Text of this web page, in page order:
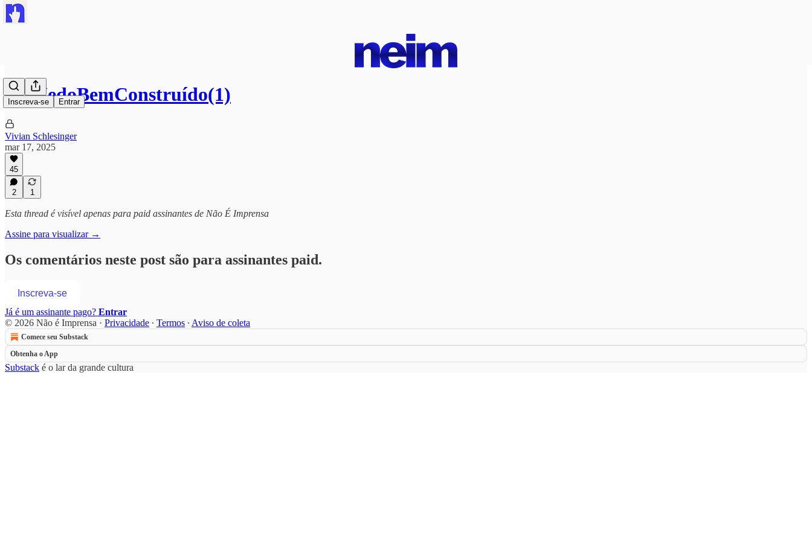
Inscreva-se Entrar
#OMedoBemConstruído(1)
Vivian Schlesinger
mar 17, 2025
45
2 1
Esta thread é visível apenas para paid assinantes de Não É Imprensa
Assine para visualizar →
Os comentários neste post são para assinantes paid.
Inscreva-se
Já é um assinante pago? Entrar
© 2026 Não é Imprensa · Privacidade ∙ Termos ∙ Aviso de coleta
Comece seu Substack
Obtenha o App
Substack é o lar da grande cultura